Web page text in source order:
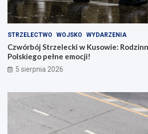
STRZELECTWO WOJSKO WYDARZENIA
Czwórbój Strzelecki w Kusowie:
Polskiego pełne emocji!
5 sierpnia 2026